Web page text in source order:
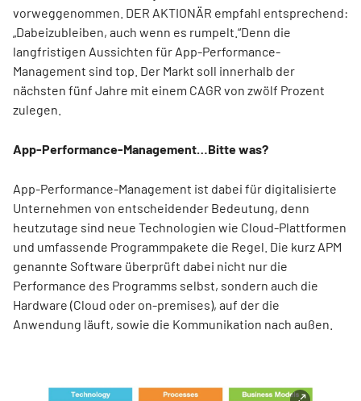
vorweggenommen. DER AKTIONÄR empfahl entsprechend:
„Dabeizubleiben, auch wenn es rumpelt.“Denn die
langfristigen Aussichten für App-Performance-
Management sind top. Der Markt soll innerhalb der
nächsten fünf Jahre mit einem CAGR von zwölf Prozent
zulegen.
App-Performance-Management…Bitte was?
App-Performance-Management ist dabei für digitalisierte
Unternehmen von entscheidender Bedeutung, denn
heutzutage sind neue Technologien wie Cloud-Plattformen
und umfassende Programmpakete die Regel. Die kurz APM
genannte Software überprüft dabei nicht nur die
Performance des Programms selbst, sondern auch die
Hardware (Cloud oder on-premises), auf der die
Anwendung läuft, sowie die Kommunikation nach außen.